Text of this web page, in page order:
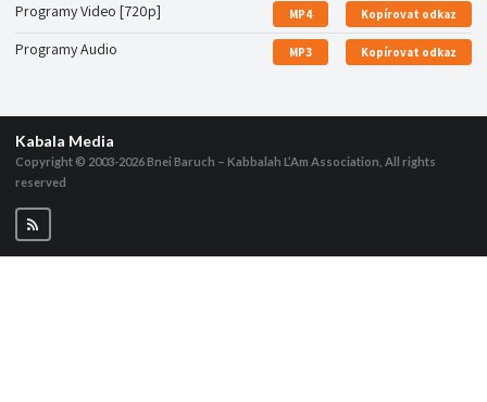
Programy Video [720p] MP4 Kopírovat odkaz
Programy Audio MP3 Kopírovat odkaz
Kabala Media
Copyright © 2003-2026Bnei Baruch – Kabbalah L’Am Association, All rights
reserved